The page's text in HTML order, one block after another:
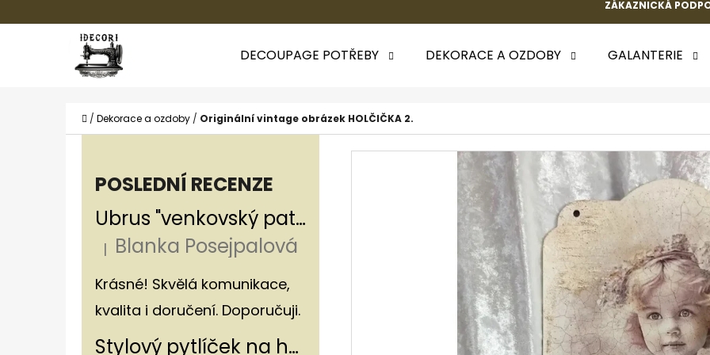
ZÁKAZNICKÁ
DECOUPAGE POTŘEBY DEKORACE A OZDOBY GALANTERIE
Domů
/ Dekorace a ozdoby / Originální vintage obrázek HOLČIČKA 2.
POSLEDNÍ RECENZE
Ubrus "venkovský patchwork"
Hodnocení produktu je 5 z 5 hvězdiček.
| Blanka Posejpalová
Krásné! Skvělá komunikace,
kvalita i doručení. Doporučuji.
Stylový pytlíček na houby v rustikálním stylu
Zpět
obchodu
Zpět
obchodu
HLEDAT
DOPORUČUJEME